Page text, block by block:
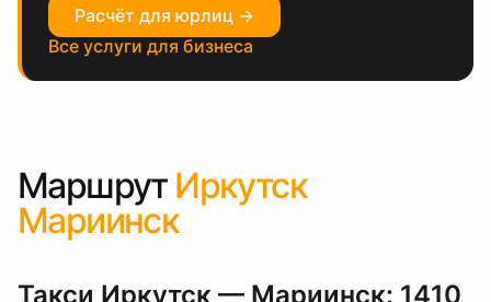
Расчёт для юрлиц →
Все услуги для бизнеса
Маршрут Иркутск
Мариинск
Такси Иркутск — Мариинск: 1410